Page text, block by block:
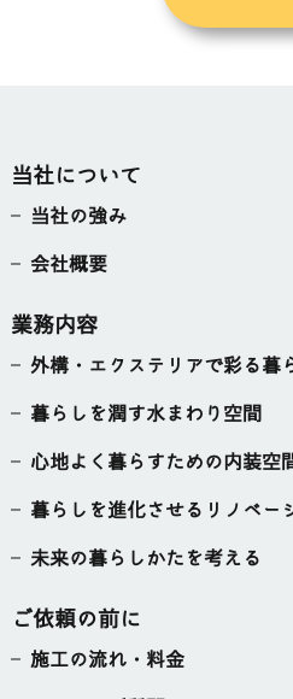
当社について
当社の強み
会社概要
業務内容
外構・エクステリアで彩る暮
暮らしを潤す水まわり空間
心地よく暮らすための内装空
暮らしを進化させるリノベー
未来の暮らしかたを考える
ご依頼の前に
施工の流れ・料金